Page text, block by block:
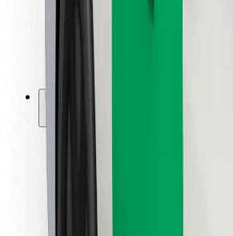
ავტოპარკის
რესტორნებისთვის
სხვა
მომწოდებლები
წესები და პირობები
უსაფრთხოება